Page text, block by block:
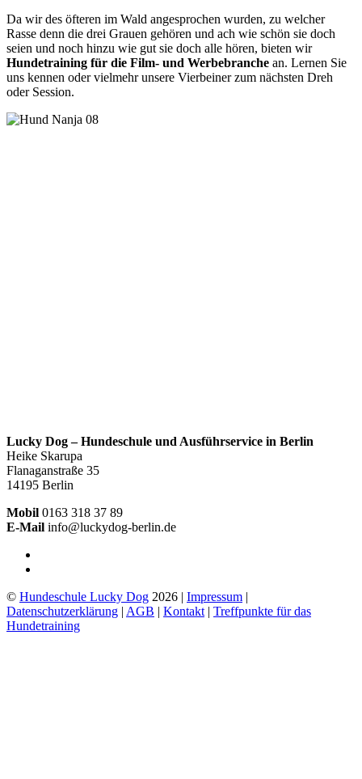
Da wir des öfteren im Wald angesprochen wurden, zu welcher
Rasse denn die drei Grauen gehören und ach wie schön sie doch
seien und noch hinzu wie gut sie doch alle hören, bieten wir
Hundetraining für die Film- und Werbebranche an. Lernen Sie
uns kennen oder vielmehr unsere Vierbeiner zum nächsten Dreh
oder Session.
Lucky Dog – Hundeschule und Ausführservice in Berlin
Heike Skarupa
Flanaganstraße 35
14195 Berlin
Mobil 0163 318 37 89
E-Mail info@luckydog-berlin.de
© Hundeschule Lucky Dog 2026 | Impressum |
Datenschutzerklärung | AGB | Kontakt| Treffpunkte für das
Hundetraining